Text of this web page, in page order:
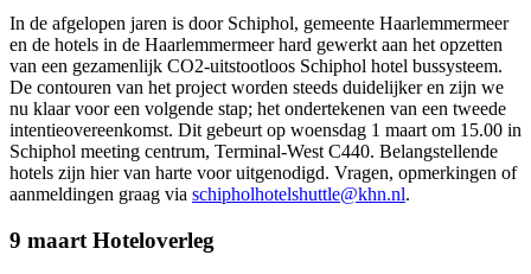
In de afgelopen jaren is door Schiphol, gemeente Haarlemmermeer
en de hotels in de Haarlemmermeer hard gewerkt aan het opzetten
van een gezamenlijk CO2-uitstootloos Schiphol hotel bussysteem.
De contouren van het project worden steeds duidelijker en zijn we
nu klaar voor een volgende stap; het ondertekenen van een tweede
intentieovereenkomst. Dit gebeurt op woensdag 1 maart om 15.00 in
Schiphol meeting centrum, Terminal-West C440. Belangstellende
hotels zijn hier van harte voor uitgenodigd. Vragen, opmerkingen of
aanmeldingen graag via schipholhotelshuttle@khn.nl.
9 maart Hoteloverleg